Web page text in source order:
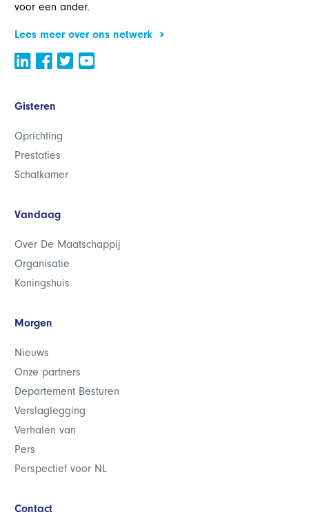
voor een ander.
Lees meer over ons netwerk
Gisteren
Oprichting
Prestaties
Schatkamer
Vandaag
Over De Maatschappij
Organisatie
Koningshuis
Morgen
Nieuws
Onze partners
Departement Besturen
Verslaglegging
Verhalen van
Pers
Perspectief voor NL
Contact